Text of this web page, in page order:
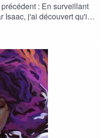
: En surveillant
Isaac, j'ai découvert qu'il
de com' parisienne
un homme du nom
il lié à Isaac ?(Venez
bonus visuels et audios
ou Tiktok du
// Musiques
didi-music.com/)